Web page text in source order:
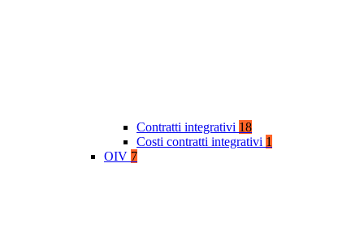
Contratti integrativi 18
Costi contratti integrativi 1
OIV 7